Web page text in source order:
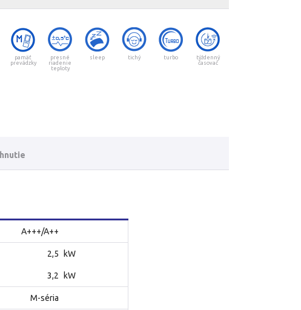
pamäť
prevádzky
presné
riadenie
teploty
sleep tichý turbo
týždenný
časovač
A+++/A++
2,5 kW
3,2 kW
M-séria